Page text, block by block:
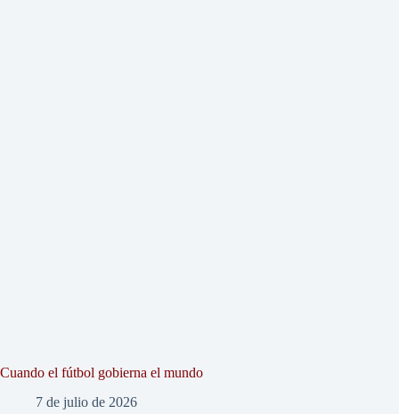
Cuando el fútbol gobierna el mundo
7 de julio de 2026